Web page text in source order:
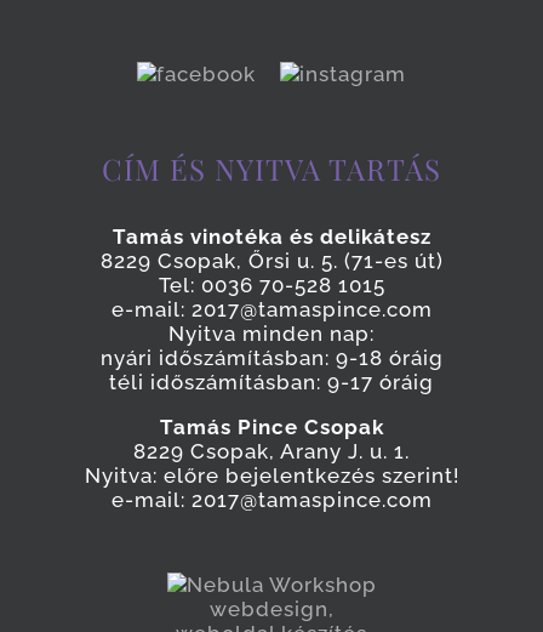
CÍM ÉS NYITVA TARTÁS
Tamás vinotéka és delikátesz
8229 Csopak, Őrsi u. 5. (71-es út)
Tel: 0036 70-528 1015
e-mail: 2017@tamaspince.com
Nyitva minden nap:
nyári időszámításban: 9-18 óráig
téli időszámításban: 9-17 óráig
Tamás Pince Csopak
8229 Csopak, Arany J. u. 1.
Nyitva: előre bejelentkezés szerint!
e-mail: 2017@tamaspince.com